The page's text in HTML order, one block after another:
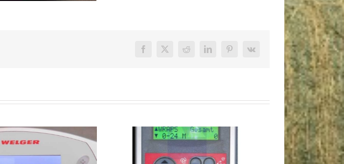
Facebook
X Reddit LinkedInPinterest
Vk